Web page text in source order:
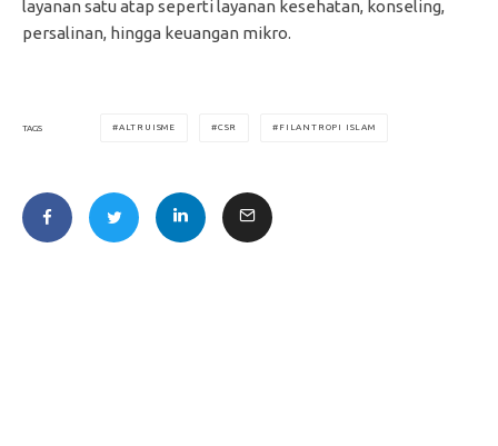
layanan satu atap seperti layanan kesehatan, konseling,
persalinan, hingga keuangan mikro.
TAGS ALTRUISME CSR FILANTROPI ISLAM